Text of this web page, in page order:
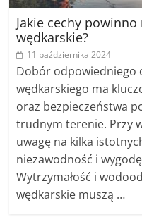
Jakie cechy
wędkarskie?
11 października 2024
Dobór odpowiedniego
wędkarskiego ma
oraz bezpieczeństwa
trudnym terenie. Przy
uwagę na kilka
niezawodność i
Wytrzymałość i
wędkarskie muszą …